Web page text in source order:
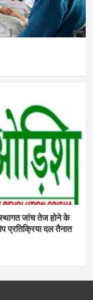
जांच तेज होने के
प्रतिक्रिया दल तैनात